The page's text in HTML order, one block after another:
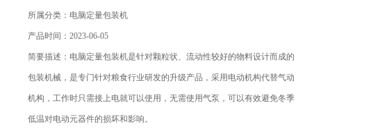
所属分类：电脑定量包装机
产品时间：2023-06-05
简要描述：电脑定量包装机是针对颗粒状、流动性较好的物料设计而成的
包装机械，是专门针对粮食行业研发的升级产品，采用电动机构代替气动
机构，工作时只需接上电就可以使用，无需使用气泵，可以有效避免冬季
低温对电动元器件的损坏和影响。